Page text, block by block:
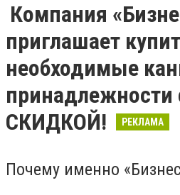
Компания
приглашает
необходимые
СКИДКОЙ!
РЕКЛАМА
Почему именно